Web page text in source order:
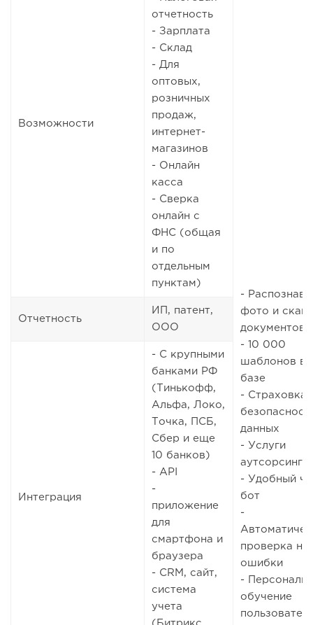
Возможности
отчетность
- Зарплата
- Склад
- Для
оптовых,
розничных
продаж,
интернет-
магазинов
- Онлайн
касса
- Сверка
онлайн с
ФНС (общая
и по
отдельным
пунктам)
-
фото и скана
документов
- 10 000
шаблонов в
базе
- Страховка
данных
- Услуги
аутсорсинга
- Удобный
бот
-
проверка на
ошибки
-
обучение
Отчетность
ИП, патент,
ООО
Интеграция
- С крупными
банками РФ
(Тинькофф,
Альфа, Локо,
Точка, ПСБ,
Сбер и еще
10 банков)
- API
-
приложение
для
смартфона и
браузера
- CRM, сайт,
система
учета